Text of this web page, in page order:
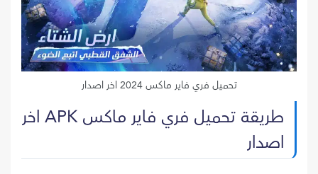
تحميل فري فاير ماكس 2024 اخر اصدار
طريقة تحميل فري فاير ماكس APK اخر
اصدار